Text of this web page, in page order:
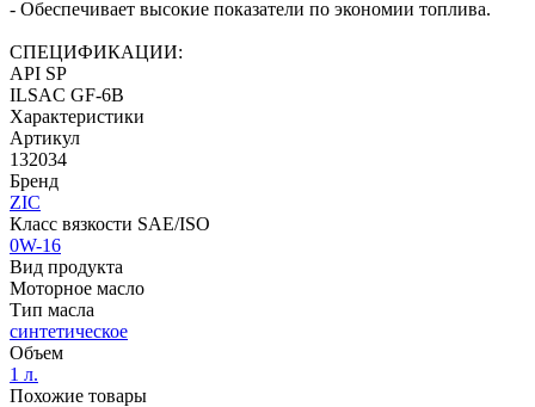
- Обеспечивает высокие показатели по экономии топлива.
СПЕЦИФИКАЦИИ:
API SP
ILSAC GF-6B
Характеристики
Артикул
132034
Бренд
ZIC
Класс вязкости SAE/ISO
0W-16
Вид продукта
Моторное масло
Тип масла
синтетическое
Объем
1 л.
Похожие товары